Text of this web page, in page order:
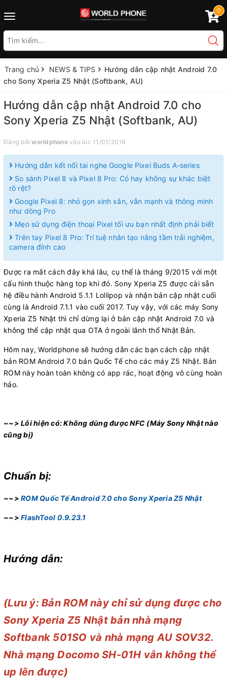
Toggle
0
Trang chủ NEWS & TIPS
Hướng dẫn cập nhật Android 7.0
cho Sony Xperia Z5 Nhật (Softbank, AU)
Hướng dẫn cập nhật Android 7.0 cho
Sony Xperia Z5 Nhật (Softbank, AU)
Đăng bởiworldphonevào lúc 11/01/2018
Hướng dẫn kết nối tai nghe Google Pixel Buds A-series
So sánh Pixel 8 và Pixel 8 Pro: Có hay không sự khác biệt
rõ rệt?
Google Pixel 8: nhỏ gọn xinh xắn, vẫn mạnh và thông minh
như dòng Pro
Mẹo sử dụng điện thoại Pixel tối ưu bạn nhất định phải biết
Trên tay Pixel 8 Pro: Trí tuệ nhân tạo nâng tầm trải nghiệm,
camera đỉnh cao
Được ra mắt cách đây khá lâu, cụ thể là tháng 9/2015 với một
cấu hình thuộc hàng top khi đó. Sony Xperia Z5 được cài sẵn
hệ điều hành Android 5.1.1 Lollipop và nhận bản cập nhật cuối
cùng là Android 7.1.1 vào cuối 2017. Tuy vậy, với các máy Sony
Xperia Z5 Nhật thì chỉ dừng lại ở bản cập nhật Android 7.0 và
không thể cập nhật qua OTA ở ngoài lãnh thổ Nhật Bản.
Hôm nay, Worldphone sẽ hướng dẫn các bạn cách cập nhật
bản ROM Android 7.0 bản Quốc Tế cho các máy Z5 Nhật. Bản
ROM này hoàn toàn không có app rác, hoạt động vô cùng hoàn
hảo.
~~> Lỗi hiện có: Không dùng được NFC (Máy Sony Nhật nào
cũng bị)
Chuẩn bị:
~~> ROM Quốc Tế Android 7.0 cho Sony Xperia Z5 Nhật
~~> FlashTool 0.9.23.1
Hướng dẫn:
(Lưu ý: Bản ROM này chỉ sử dụng được cho
Sony Xperia Z5 Nhật bản nhà mạng
Softbank 501SO và nhà mạng AU SOV32.
Nhà mạng Docomo SH-01H vẫn không thể
up lên được)